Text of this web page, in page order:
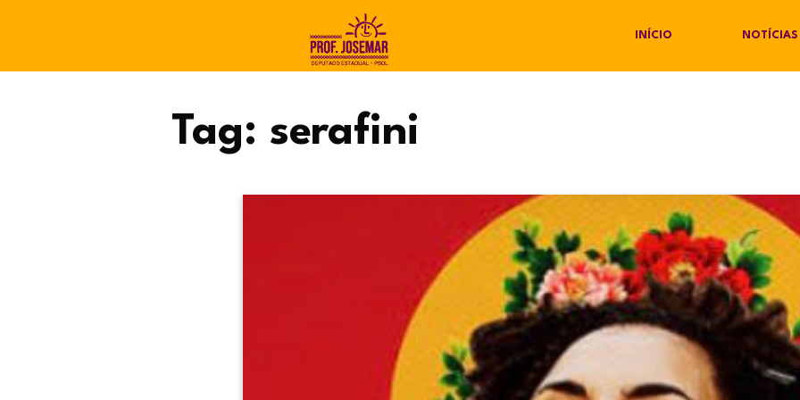
INÍCIO NOTÍCIAS
Tag: serafini